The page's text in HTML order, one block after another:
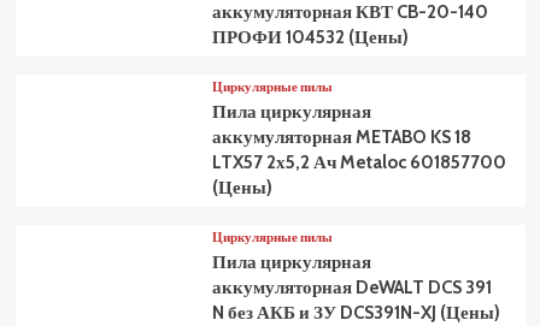
аккумуляторная КВТ CB-20-140
ПРОФИ 104532 (Цены)
Циркулярные пилы
Пила циркулярная
аккумуляторная METABO KS 18
LTX57 2х5,2 Ач Metaloc 601857700
(Цены)
Циркулярные пилы
Пила циркулярная
аккумуляторная DeWALT DCS 391
N без АКБ и ЗУ DCS391N-XJ (Цены)